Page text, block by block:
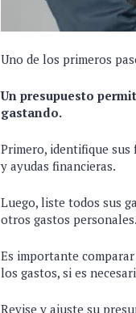
Uno de los primeros
Un presupuesto
gastando.
Primero, identifique sus
y ayudas financieras.
Luego, liste todos sus
otros gastos personales.
Es importante
los gastos, si es
Revise y ajuste su